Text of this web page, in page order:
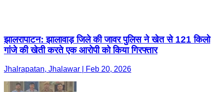
झालरापाटन: झालावाड़ जिले की जावर पुलिस ने खेत से 121 किलो
गांजे की खेती करते एक आरोपी को किया गिरफ्तार
Jhalrapatan, Jhalawar | Feb 20, 2026